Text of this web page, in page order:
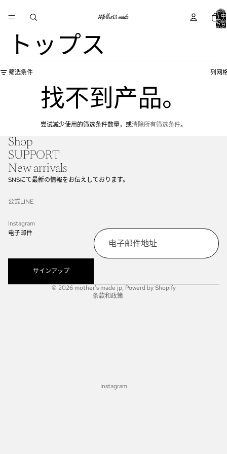
购物
车中
的商
品总
トップス
筛选条件 列网
找不到产品。
尝试减少使用的筛选条件数量，或清除所有筛选条件。
Shop
SUPPORT
New arrivals
SNSにて最新の情報をお伝えしております。
公式LINE
Instagram
电子邮件
サインアップ
© 2026 mother's made jp, Powerd by Shopify
条款和政策
隐私政策
服务条款
Instagram